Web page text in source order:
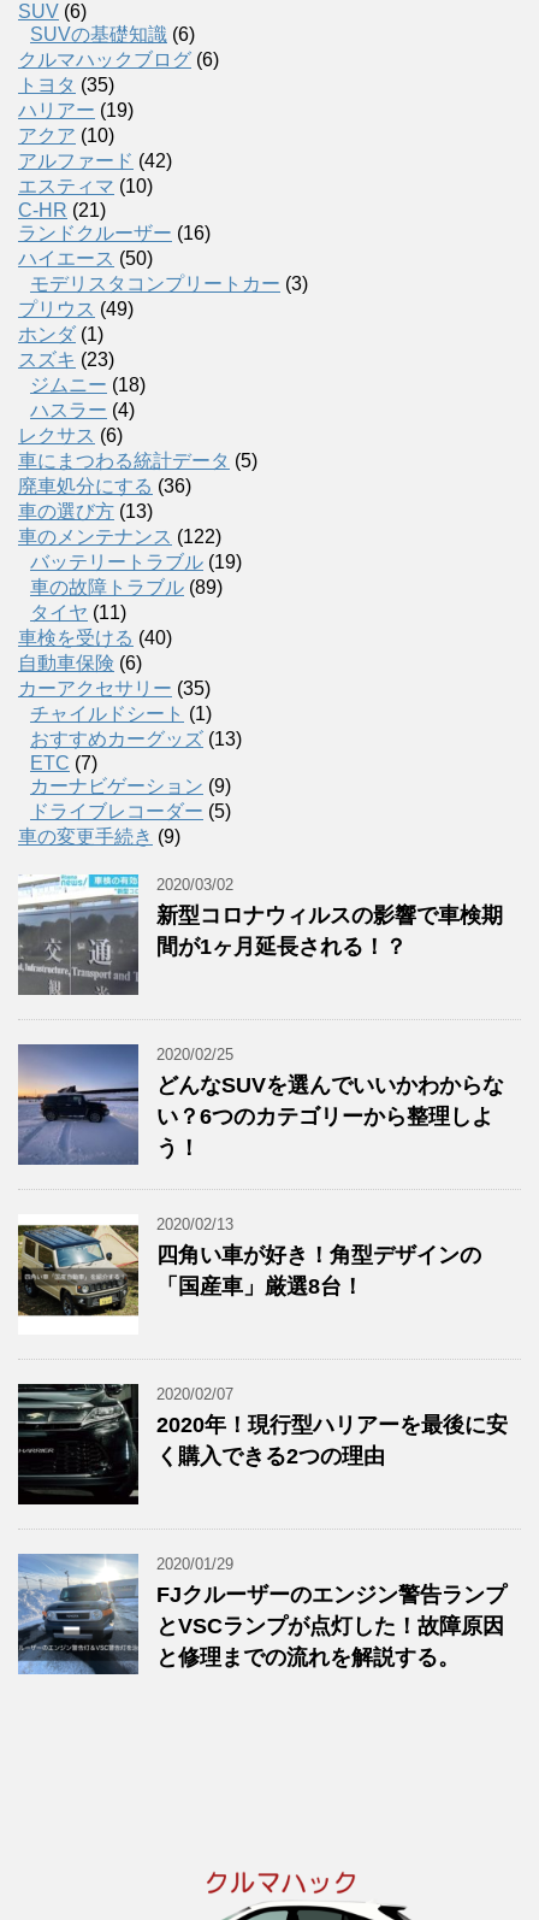
SUV (6)
SUVの基礎知識 (6)
クルマハックブログ (6)
トヨタ (35)
ハリアー (19)
アクア (10)
アルファード (42)
エスティマ (10)
C-HR (21)
ランドクルーザー (16)
ハイエース (50)
モデリスタコンプリートカー (3)
プリウス (49)
ホンダ (1)
スズキ (23)
ジムニー (18)
ハスラー (4)
レクサス (6)
車にまつわる統計データ (5)
廃車処分にする (36)
車の選び方 (13)
車のメンテナンス (122)
バッテリートラブル (19)
車の故障トラブル (89)
タイヤ (11)
車検を受ける (40)
自動車保険 (6)
カーアクセサリー (35)
チャイルドシート (1)
おすすめカーグッズ (13)
ETC (7)
カーナビゲーション (9)
ドライブレコーダー (5)
車の変更手続き (9)
2020/03/02
新型コロナウィルスの影響で車検期
間が1ヶ月延長される！？
2020/02/25
どんなSUVを選んでいいかわからな
い？6つのカテゴリーから整理しよ
う！
2020/02/13
四角い車が好き！角型デザインの
「国産車」厳選8台！
2020/02/07
2020年！現行型ハリアーを最後に安
く購入できる2つの理由
2020/01/29
FJクルーザーのエンジン警告ランプ
とVSCランプが点灯した！故障原因
と修理までの流れを解説する。